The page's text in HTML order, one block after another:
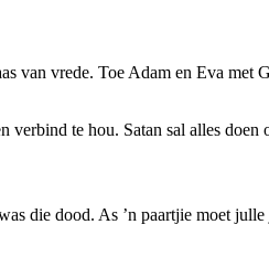
vrede. Toe Adam en Eva met
te hou. Satan sal alles
die dood. As ’n paartjie moet